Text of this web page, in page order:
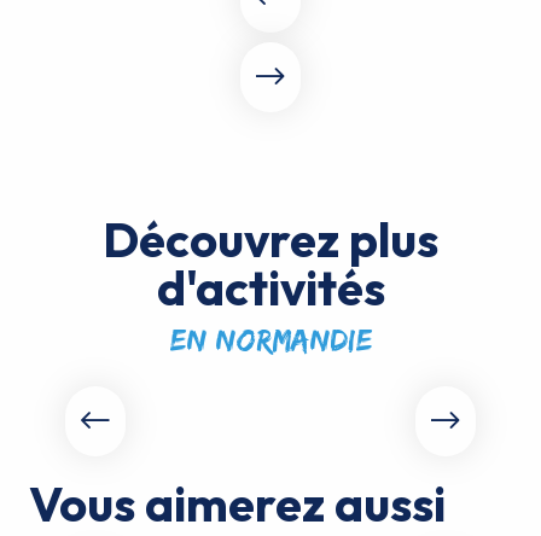
Découvrez plus
d'activités
en Normandie
Vous aimerez aussi